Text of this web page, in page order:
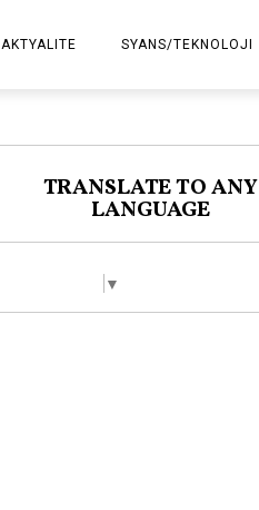
AKTYALITE SYANS/TEKNOLOJI
TRANSLATE TO ANY
LANGUAGE
▼